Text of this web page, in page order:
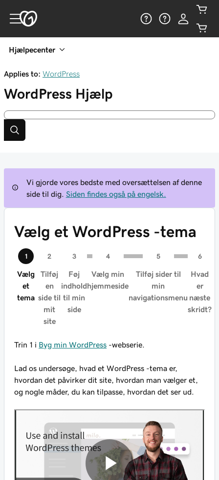
Hjælpecenter
Applies to: WordPress
WordPress Hjælp
Vi gjorde vores bedste med oversættelsen af denne
side til dig.
Siden findes også på engelsk.
Vælg et WordPress -tema
Vælg
et
tema
Tilføj
en
side til
mit
site
Føj
indhold
til min
side
Vælg min
hjemmeside
Tilføj sider til
min
navigationsmenu
Hvad
er
næste
skridt?
Trin 1 i Byg min WordPress -webserie.
Lad os undersøge, hvad et WordPress -tema er,
hvordan det påvirker dit site, hvordan man vælger et,
og nogle måder, du kan tilpasse, hvordan det ser ud.